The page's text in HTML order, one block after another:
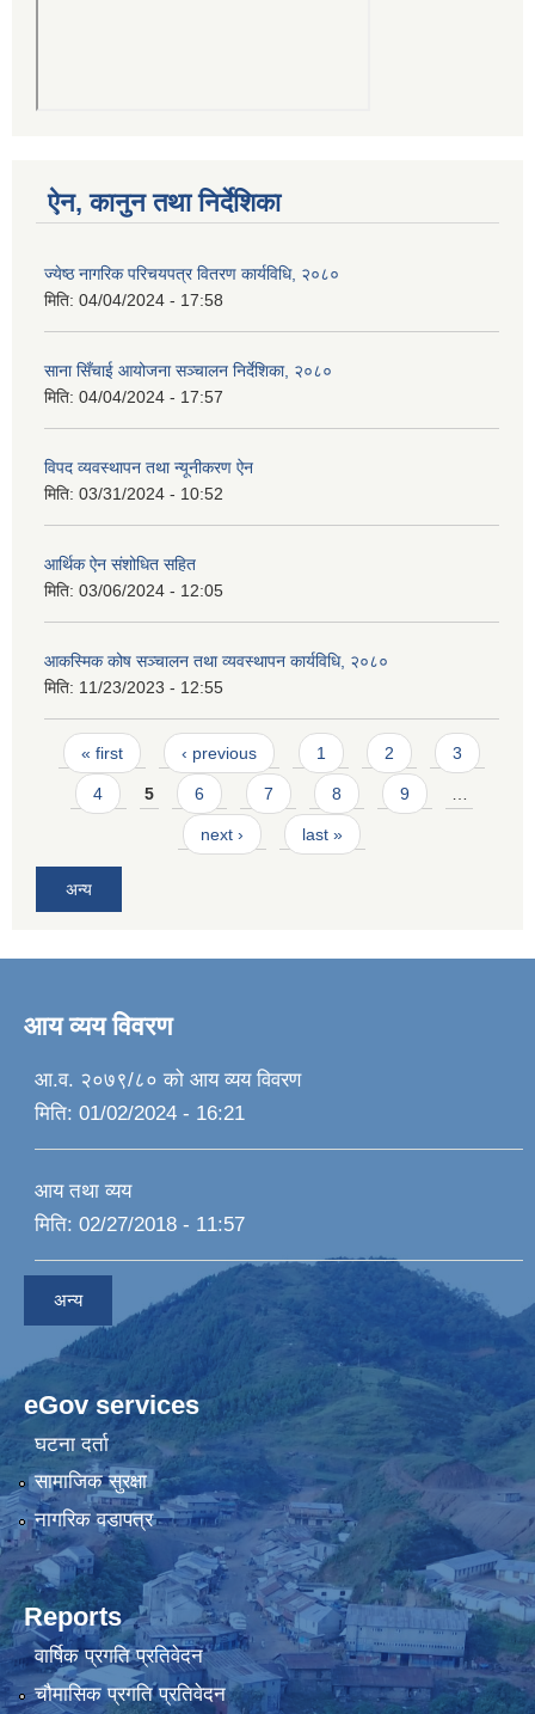
ऐन, कानुन तथा निर्देशिका
ज्येष्ठ नागरिक परिचयपत्र वितरण कार्यविधि, २०८०
मिति: 04/04/2024 - 17:58
साना सिँचाई आयोजना सञ्चालन निर्देशिका, २०८०
मिति: 04/04/2024 - 17:57
विपद व्यवस्थापन तथा न्यूनीकरण ऐन
मिति: 03/31/2024 - 10:52
आर्थिक ऐन संशोधित सहित
मिति: 03/06/2024 - 12:05
आकस्मिक कोष सञ्चालन तथा व्यवस्थापन कार्यविधि, २०८०
मिति: 11/23/2023 - 12:55
Pages
« first ‹ previous 1 2 3
4 5 6 7 8 9
next › last »
अन्य
आय व्यय विवरण
आ.व. २०७९/८० को आय व्यय विवरण
मिति: 01/02/2024 - 16:21
आय तथा व्यय
मिति: 02/27/2018 - 11:57
अन्य
eGov services
घटना दर्ता
सामाजिक सुरक्षा
नागरिक वडापत्र
Reports
वार्षिक प्रगति प्रतिवेदन
चौमासिक प्रगति प्रतिवेदन